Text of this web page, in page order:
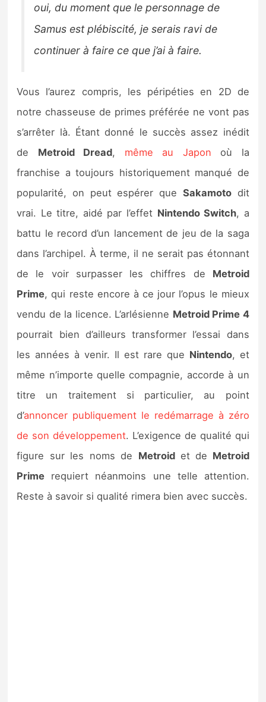
oui, du moment que le personnage de
Samus est plébiscité, je serais ravi de
continuer à faire ce que j’ai à faire.
Vous l’aurez compris, les péripéties en 2D de
notre chasseuse de primes préférée ne vont pas
s’arrêter là. Étant donné le succès assez inédit
de Metroid Dread, même au Japon où la
franchise a toujours historiquement manqué de
popularité, on peut espérer que Sakamotodit
vrai. Le titre, aidé par l’effet Nintendo Switch, a
battu le record d’un lancement de jeu de la saga
dans l’archipel. À terme, il ne serait pas étonnant
de le voir surpasser les chiffres de Metroid
Prime, qui reste encore à ce jour l’opus le mieux
vendu de la licence. L’arlésienne Metroid Prime 4
pourrait bien d’ailleurs transformer l’essai dans
les années à venir. Il est rare que Nintendo, et
même n’importe quelle compagnie, accorde à un
titre un traitement si particulier, au point
d’annoncer publiquement le redémarrage à zéro
de son développement. L’exigence de qualité qui
figure sur les noms de Metroid et de Metroid
Prime requiert néanmoins une telle attention.
Reste à savoir si qualité rimera bien avec succès.